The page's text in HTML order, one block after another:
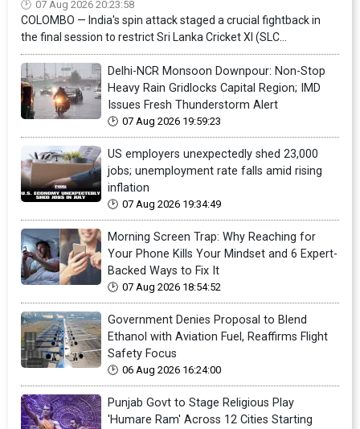
07 Aug 2026 20:23:58
COLOMBO — India's spin attack staged a crucial fightback in
the final session to restrict Sri Lanka Cricket XI (SLC...
Delhi-NCR Monsoon Downpour: Non-Stop
Heavy Rain Gridlocks Capital Region; IMD
Issues Fresh Thunderstorm Alert
07 Aug 2026 19:59:23
US employers unexpectedly shed 23,000
jobs; unemployment rate falls amid rising
inflation
07 Aug 2026 19:34:49
Morning Screen Trap: Why Reaching for
Your Phone Kills Your Mindset and 6 Expert-
Backed Ways to Fix It
07 Aug 2026 18:54:52
Government Denies Proposal to Blend
Ethanol with Aviation Fuel, Reaffirms Flight
Safety Focus
06 Aug 2026 16:24:00
Punjab Govt to Stage Religious Play
'Humare Ram' Across 12 Cities Starting